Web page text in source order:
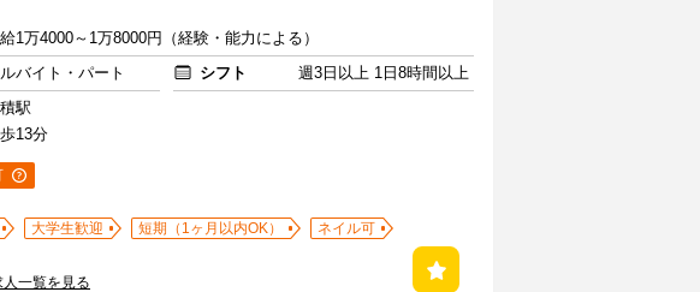
給1万4000～1万8000円（経験・能力による）
バイト・パート シフト
週3日以上 1日8時間以上
駅
13分
大学生歓迎 短期（1ヶ月以内OK）
ネイル可
一覧を見る